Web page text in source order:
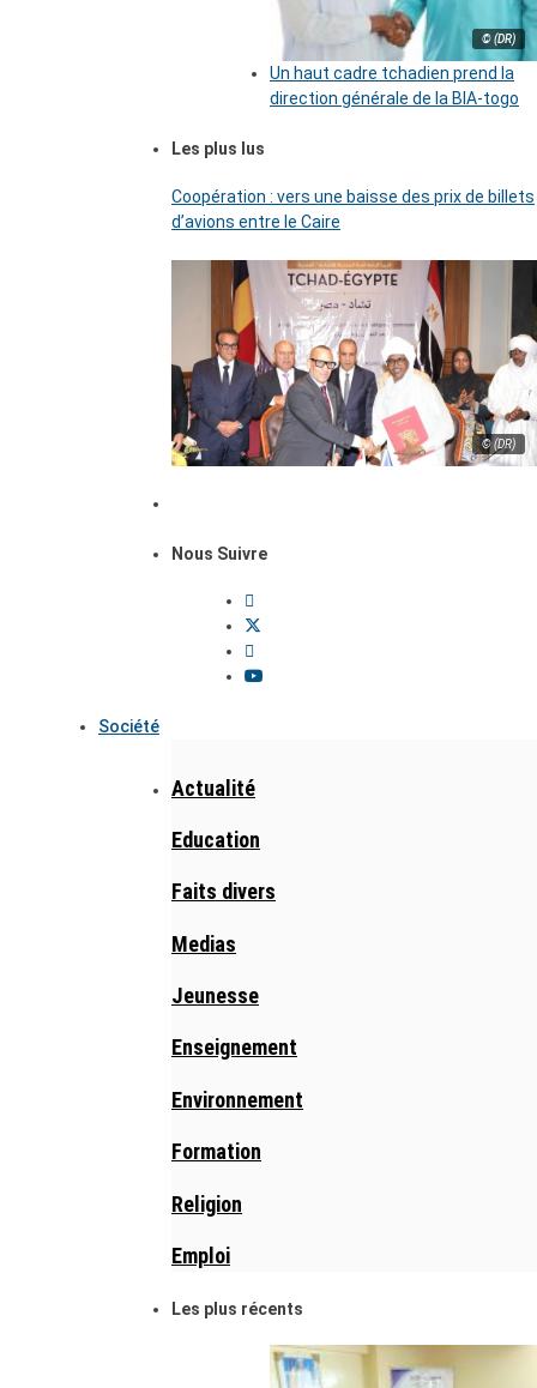
© (DR)
Un haut cadre tchadien prend la
direction générale de la BIA-togo
Les plus lus
Coopération : vers une baisse des prix de billets
d’avions entre le Caire
© (DR)
Nous Suivre
Société
Actualité
Education
Faits divers
Medias
Jeunesse
Enseignement
Environnement
Formation
Religion
Emploi
Les plus récents